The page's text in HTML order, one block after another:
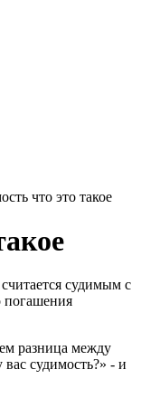
что это такое
судимым с
погашения
разница между
судимость?» - и